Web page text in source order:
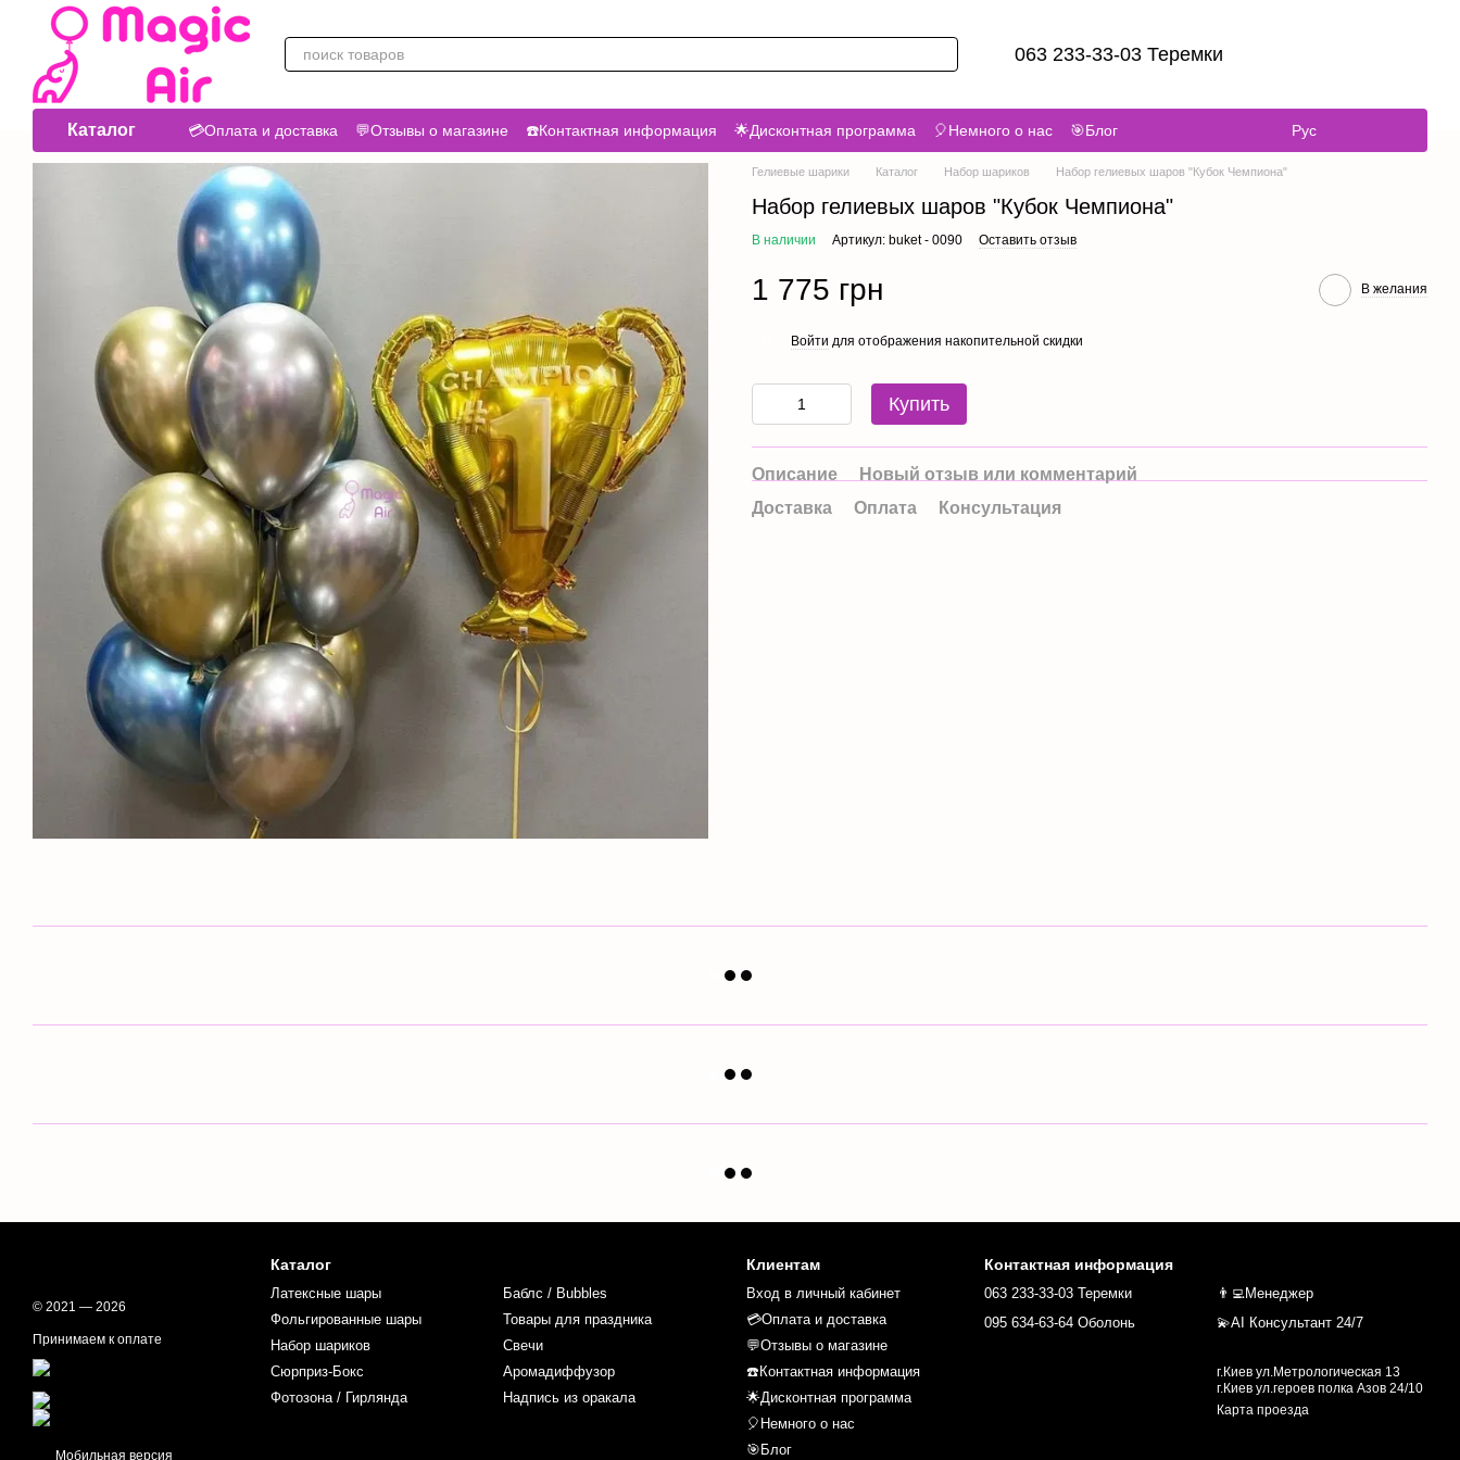
Перейти к основному контенту
063 233-33-03 Теремки
Каталог 💳Оплата и доставка 💬Отзывы о магазине ☎️Контактная информация 🌟Дисконтная программа 🎈Немного о нас 🎯Блог Рус
Гелиевые шарики Каталог Набор шариков Набор гелиевых шаров "Кубок Чемпиона"
Набор гелиевых шаров "Кубок Чемпиона"
В наличии Артикул: buket - 0090 Оставить отзыв
1 775 грн В желания
Войти для отображения накопительной скидки
Купить
Описание
Новый отзыв или комментарий
Доставка
Оплата Консультация
© 2021 — 2026
Принимаем к оплате
Мобильная версия
Каталог
Латексные шары
Фольгированные шары
Набор шариков
Сюрприз-Бокс
Фотозона / Гирлянда
Баблс / Bubbles
Товары для праздника
Свечи
Аромадиффузор
Надпись из оракала
Клиентам
Вход в личный кабинет
💳Оплата и доставка
💬Отзывы о магазине
☎️Контактная информация
🌟Дисконтная программа
🎈Немного о нас
🎯Блог
Контактная информация
063 233-33-03 Теремки
095 634-63-64 Оболонь
👨‍💻Менеджер
💫AI Консультант 24/7
г.Киев ул.Метрологическая 13
г.Киев ул.героев полка Азов 24/10
Карта проезда